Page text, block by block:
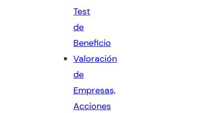
Test
de
Beneficio
Valoración
de
Empresas,
Acciones